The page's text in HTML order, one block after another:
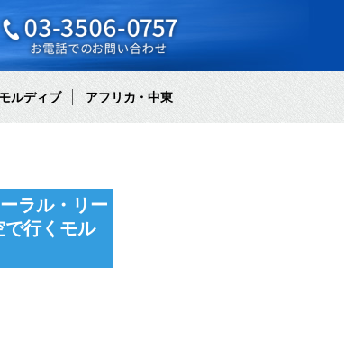
モルディブ アフリカ・中東
ラル・リー
行くモル